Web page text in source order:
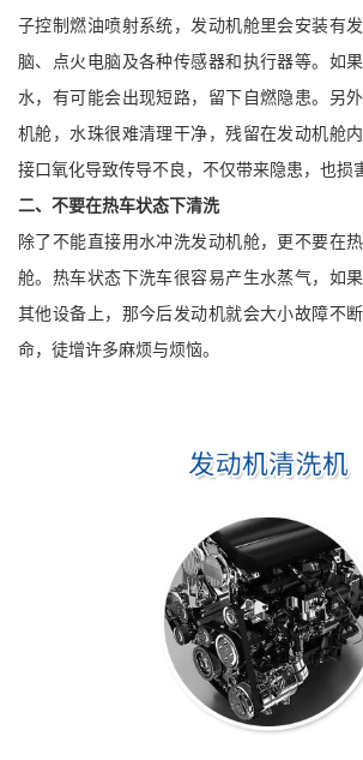
子控制燃油喷射系统，发动机舱里会安装有
脑、点火电脑及各种传感器和执行器等。如
水，有可能会出现短路，留下自燃隐患。另
机舱，水珠很难清理干净，残留在发动机舱
接口氧化导致传导不良，不仅带来隐患，也损
二、不要在热车状态下清洗
除了不能直接用水冲洗发动机舱，更不要在
舱。热车状态下洗车很容易产生水蒸气，如
其他设备上，那今后发动机就会大小故障不
命，徒增许多麻烦与烦恼。